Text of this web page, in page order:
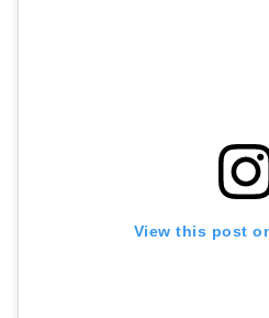
View this post